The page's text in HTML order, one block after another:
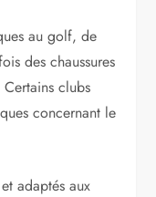
au golf, de
des chaussures
clubs
concernant le
adaptés aux